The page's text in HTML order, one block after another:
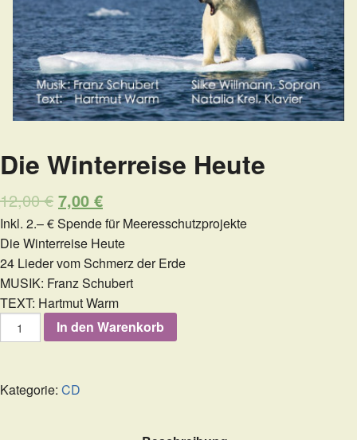
Die Winterreise Heute
12,00€ 7,00 €
Inkl. 2.– € Spende für Meeresschutzprojekte
Die Winterreise Heute
24 Lieder vom Schmerz der Erde
MUSIK: Franz Schubert
TEXT: Hartmut Warm
Winterreise
In den Warenkorb
Kategorie: CD